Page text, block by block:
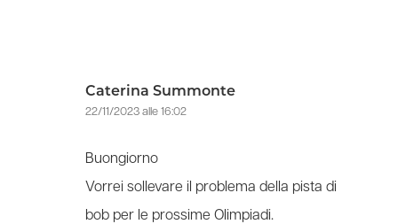
Caterina Summonte
22/11/2023 alle 16:02
Buongiorno
Vorrei sollevare il problema della pista di
bob per le prossime Olimpiadi.